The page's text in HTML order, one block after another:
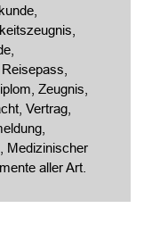
Zeugnis,
Vertrag,
Medizinischer
aller Art.